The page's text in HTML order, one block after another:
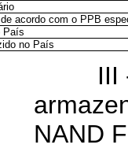
acordo com o PPB
País
no País
III -
NAND